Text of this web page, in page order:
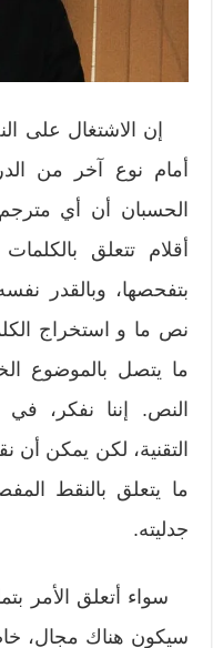
إن الاشتغال على
أمام نوع آخر من
الحسبان أن أي
أقلام تتعلق
بتفحصها، وبالقدر
نص ما و استخراج
ما يتصل بالموضوع
النص. إننا نفكر،
التقنية، لكن يمكن
ما يتعلق بالنقط
جدليته.
سواء أتعلق الأمر
سيكون هناك مجال،